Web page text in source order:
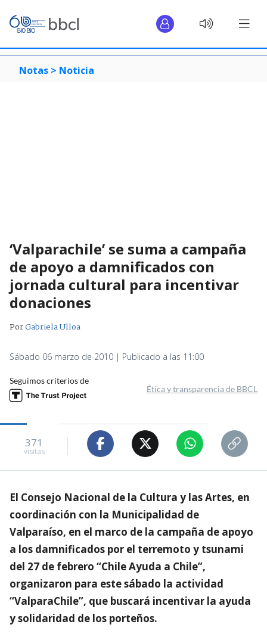
Notas > Noticia
‘Valparachile’ se suma a campaña
de apoyo a damnificados con
jornada cultural para incentivar
donaciones
PorGabriela Ulloa
Sábado 06 marzo de 2010 | Publicado a las 11:00
Seguimos criterios de
Ética y transparencia de BBCL
371
visitas
El Consejo Nacional de la Cultura y las Artes, en
coordinación con la Municipalidad de
Valparaíso, en el marco de la campaña de apoyo
a los damnificados por el terremoto y tsunami
del 27 de febrero “Chile Ayuda a Chile”,
organizaron para este sábado la actividad
“ValparaChile”, que buscará incentivar la ayuda
y solidaridad de los porteños.